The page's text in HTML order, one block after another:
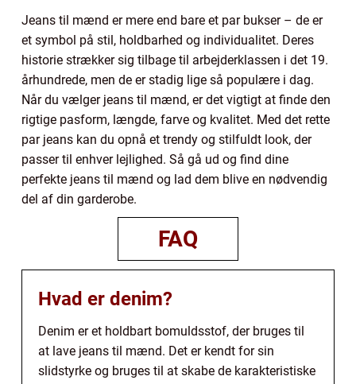
Jeans til mænd er mere end bare et par bukser – de er
et symbol på stil, holdbarhed og individualitet. Deres
historie strækker sig tilbage til arbejderklassen i det 19.
århundrede, men de er stadig lige så populære i dag.
Når du vælger jeans til mænd, er det vigtigt at finde den
rigtige pasform, længde, farve og kvalitet. Med det rette
par jeans kan du opnå et trendy og stilfuldt look, der
passer til enhver lejlighed. Så gå ud og find dine
perfekte jeans til mænd og lad dem blive en nødvendig
del af din garderobe.
FAQ
Hvad er denim?
Denim er et holdbart bomuldsstof, der bruges til
at lave jeans til mænd. Det er kendt for sin
slidstyrke og bruges til at skabe de karakteristiske